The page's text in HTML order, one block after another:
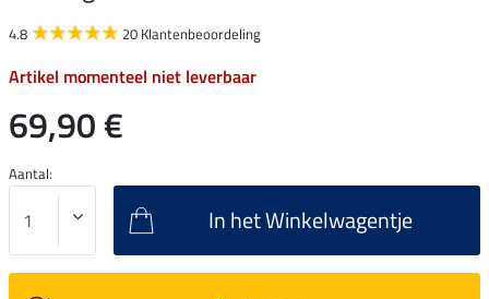
4.8 20 Klantenbeoordeling
Artikel momenteel niet leverbaar
69,90 €
Aantal:
In het Winkelwagentje